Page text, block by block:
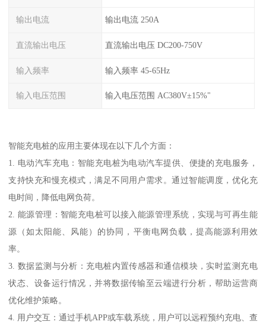
输出电流 输出电流 250A
直流输出电压 直流输出电压 DC200-750V
输入频率 输入频率 45-65Hz
输入电压范围 输入电压范围 AC380V±15%"
智能充电桩的应用主要体现在以下几个方面：
1. 电动汽车充电：智能充电桩为电动汽车提供、便捷的充电服务，
支持快充和慢充模式，满足不同用户需求。通过智能调度，优化充
电时间，降低电网负荷。
2. 能源管理：智能充电桩可以接入能源管理系统，实现与可再生能
源（如太阳能、风能）的协同，平衡电网负载，提高能源利用效
率。
3. 数据监测与分析：充电桩内置传感器和通信模块，实时监测充电
状态、设备运行情况，并将数据传输至云端进行分析，帮助运营商
优化维护策略。
4. 用户交互：通过手机APP或车载系统，用户可以远程预约充电、查